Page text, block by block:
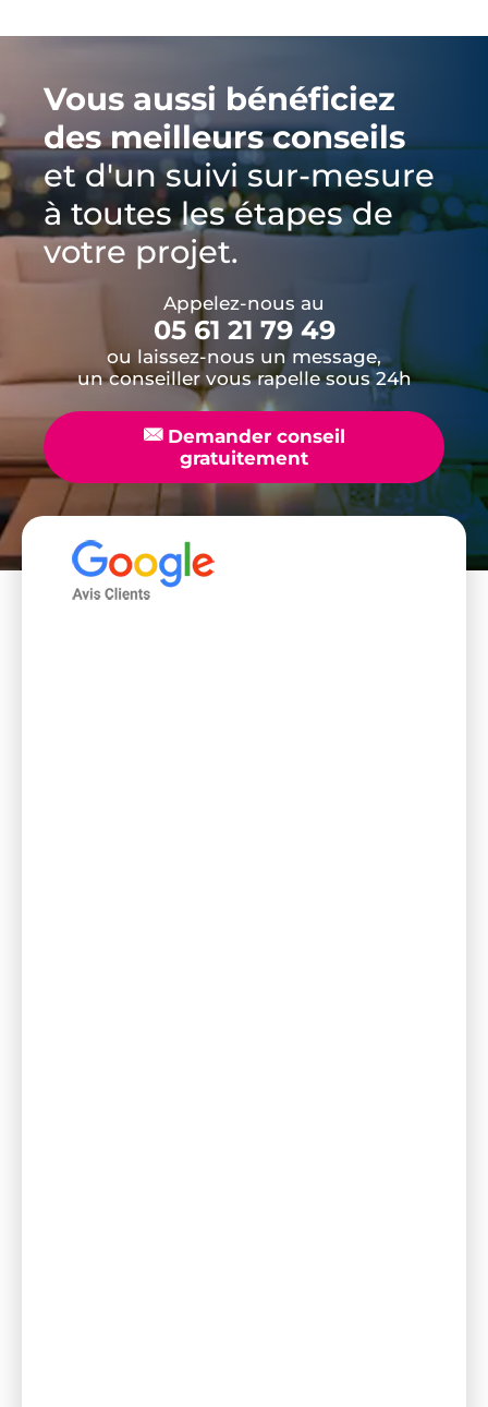
Vous aussi bénéficiez
des meilleurs conseils
et d'un suivi sur-mesure
à toutes les étapes de
votre projet.
Appelez-nous au
05 61 21 79 49
ou laissez-nous un message,
un conseiller vous rapelle sous 24h
📧Demander conseil
gratuitement